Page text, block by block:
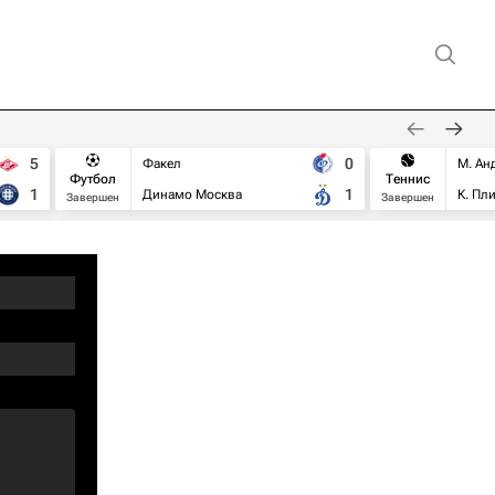
5
1
Футбол
Завершен
Факел
Динамо Москва
0
1
Теннис
Завершен
М.
К.